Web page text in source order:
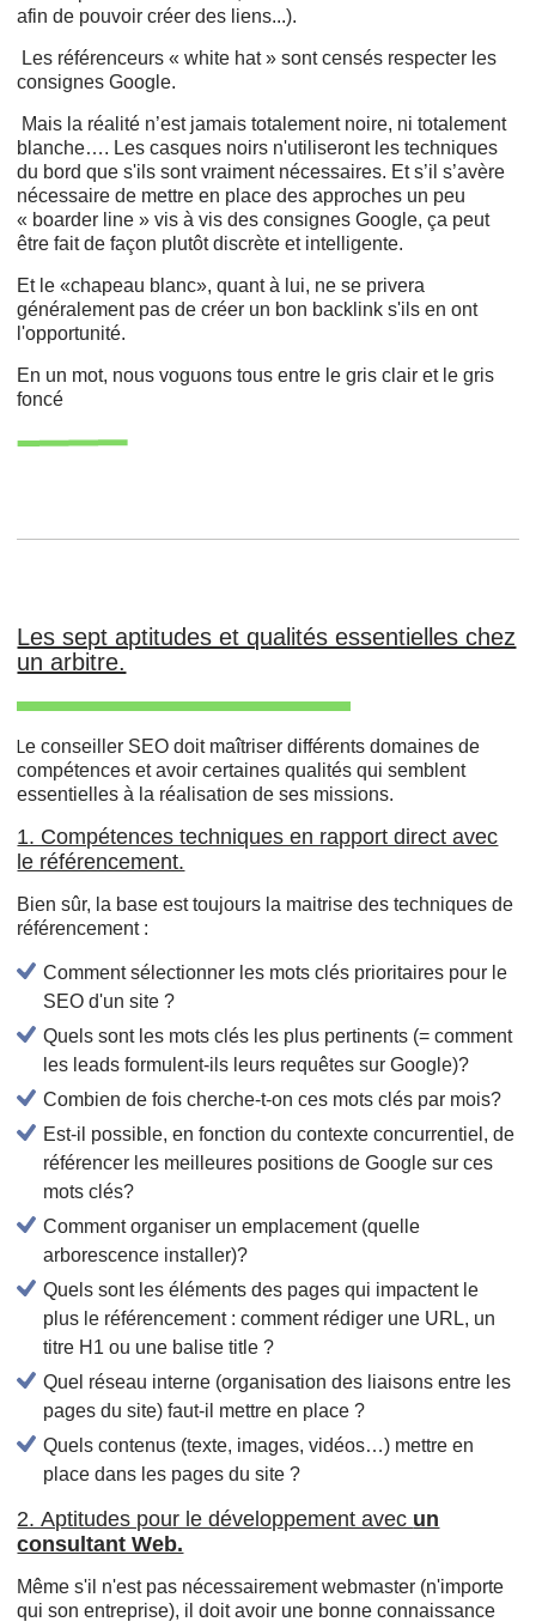
afin de pouvoir créer des liens...).
Les référenceurs « white hat » sont censés respecter les
consignes Google.
Mais la réalité n’est jamais totalement noire, ni totalement
blanche…. Les casques noirs n'utiliseront les techniques
du bord que s'ils sont vraiment nécessaires. Et s’il s’avère
nécessaire de mettre en place des approches un peu
« boarder line » vis à vis des consignes Google, ça peut
être fait de façon plutôt discrète et intelligente.
Et le «chapeau blanc», quant à lui, ne se privera
généralement pas de créer un bon backlink s'ils en ont
l'opportunité.
En un mot, nous voguons tous entre le gris clair et le gris
foncé
Les sept aptitudes et qualités essentielles chez
un arbitre.
Le conseiller SEO doit maîtriser différents domaines de
compétences et avoir certaines qualités qui semblent
essentielles à la réalisation de ses missions.
1. Compétences techniques en rapport direct avec
le référencement.
Bien sûr, la base est toujours la maitrise des techniques de
référencement :
Comment sélectionner les mots clés prioritaires pour le
SEO d'un site ?
Quels sont les mots clés les plus pertinents (= comment
les leads formulent-ils leurs requêtes sur Google)?
Combien de fois cherche-t-on ces mots clés par mois?
Est-il possible, en fonction du contexte concurrentiel, de
référencer les meilleures positions de Google sur ces
mots clés?
Comment organiser un emplacement (quelle
arborescence installer)?
Quels sont les éléments des pages qui impactent le
plus le référencement : comment rédiger une URL, un
titre H1 ou une balise title ?
Quel réseau interne (organisation des liaisons entre les
pages du site) faut-il mettre en place ?
Quels contenus (texte, images, vidéos…) mettre en
place dans les pages du site ?
2. Aptitudes pour le développement avec un
consultant Web.
Même s'il n'est pas nécessairement webmaster (n'importe
qui son entreprise), il doit avoir une bonne connaissance